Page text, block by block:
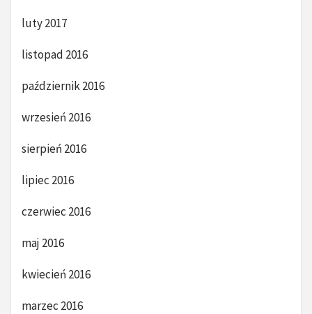
luty 2017
listopad 2016
październik 2016
wrzesień 2016
sierpień 2016
lipiec 2016
czerwiec 2016
maj 2016
kwiecień 2016
marzec 2016